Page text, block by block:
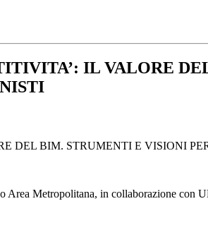
IL VALORE
Area Metropolitana, in collaborazione